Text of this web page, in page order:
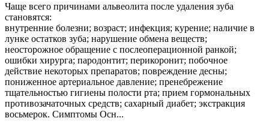
Чаще всего причинами альвеолита после удаления зуба
становятся:
внутренние болезни; возраст; инфекция; курение; наличие в
лунке остатков зуба; нарушение обмена веществ;
неосторожное обращение с послеоперационной ранкой;
ошибки хирурга; пародонтит; перикоронит; побочное
действие некоторых препаратов; повреждение десны;
пониженное артериальное давление; пренебрежение
тщательностью гигиены полости рта; прием гормональных
противозачаточных средств; сахарный диабет; экстракция
восьмерок. Симптомы Осн...